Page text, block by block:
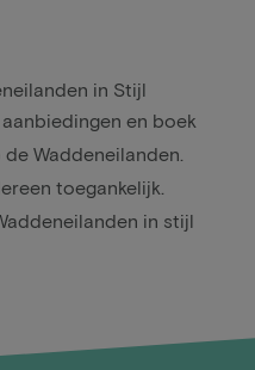
in Stijl
en boek
Waddeneilanden.
toegankelijk.
in stijl